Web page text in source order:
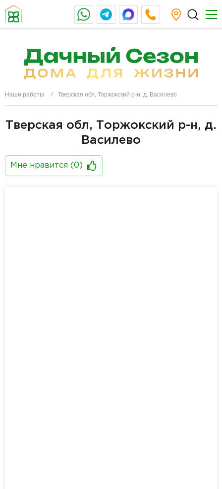
Наши работы Тверская обл, Торжокский р-н, д. Василево
Тверская обл, Торжокский р-н, д.
Василево
Мне нравится ( 0 )